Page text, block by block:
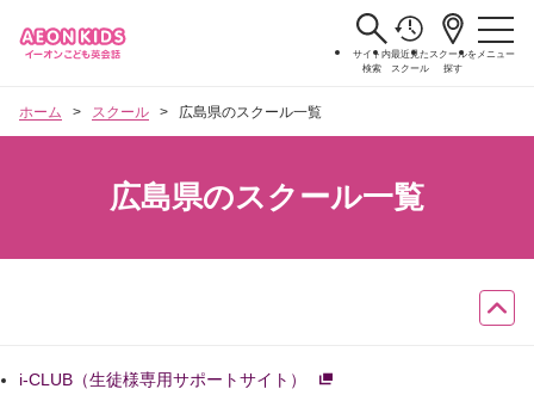
サイト内
検索
最近見た
スクール
スクールを
探す
メニュー
ホーム スクール 広島県のスクール一覧
広島県のスクール一覧
i-CLUB（生徒様専用サポートサイト）